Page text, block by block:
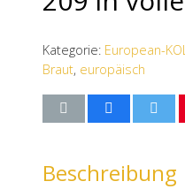
Kategorie: European-
Braut, europäisch
Beschreibung